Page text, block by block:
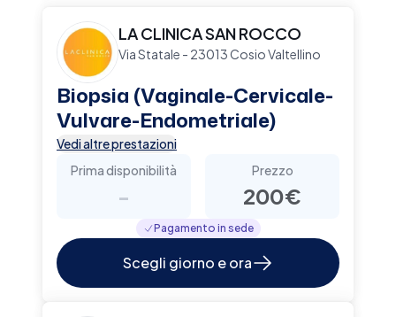
LA CLINICA SAN ROCCO
Via Statale - 23013 Cosio Valtellino
Biopsia (Vaginale-Cervicale-
Vulvare-Endometriale)
Vedi altre prestazioni
Prima disponibilità
-
Prezzo
200€
Pagamento in sede
Scegli giorno e ora